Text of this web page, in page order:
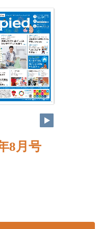
1
8月号